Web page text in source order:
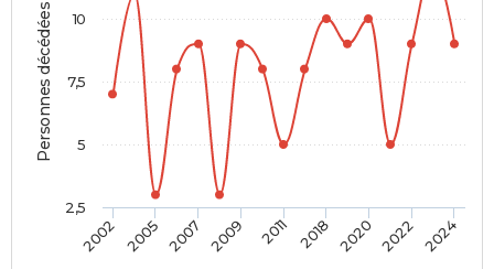
Personnes décédées
2002 2005 2007 2009 2011 2018 2020 2022 2024
2,5
5
7,5
10